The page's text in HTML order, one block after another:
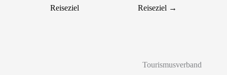
Reiseziel
Reiseziel →
Tourismusverband